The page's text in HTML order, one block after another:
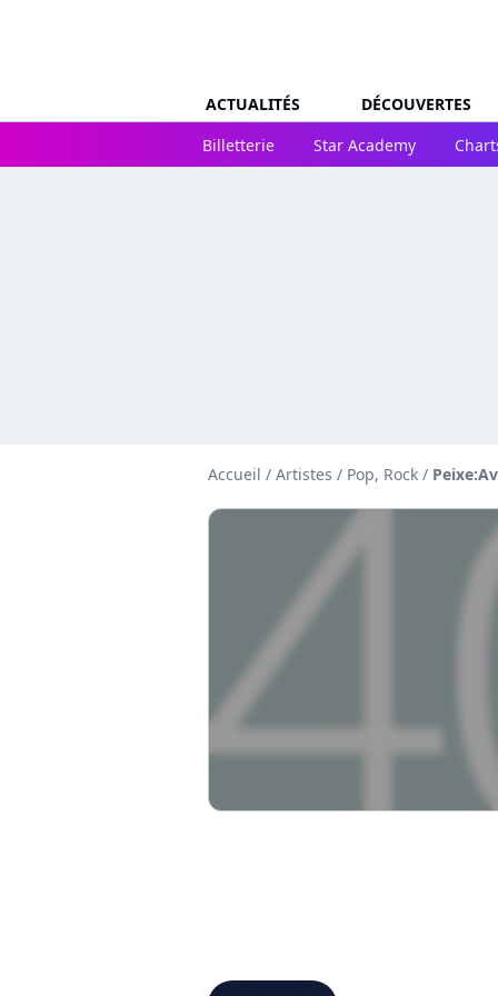
ACTUALITÉS DÉCOUVERTES
Billetterie
Star Academy
Accueil / Artistes / Pop, Rock /